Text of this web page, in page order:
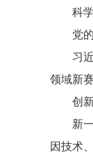
科
党
习
领域新
创
新
因技术